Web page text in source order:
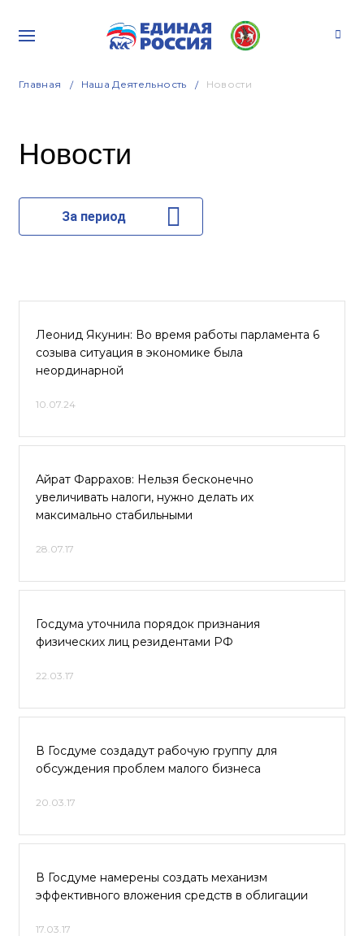
Главная Наша Деятельность Новости
Новости
За период
Леонид Якунин: Во время работы парламента 6
созыва ситуация в экономике была
неординарной
10.07.24
Айрат Фаррахов: Нельзя бесконечно
увеличивать налоги, нужно делать их
максимально стабильными
28.07.17
Госдума уточнила порядок признания
физических лиц резидентами РФ
22.03.17
В Госдуме создадут рабочую группу для
обсуждения проблем малого бизнеса
20.03.17
В Госдуме намерены создать механизм
эффективного вложения средств в облигации
17.03.17